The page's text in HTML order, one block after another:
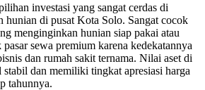
investasi yang sangat cerdas di
hunian di pusat Kota Solo. Sangat cocok
menginginkan hunian siap pakai atau
sewa premium karena kedekatannya
dan rumah sakit ternama. Nilai aset di
dan memiliki tingkat apresiasi harga
tahunnya.